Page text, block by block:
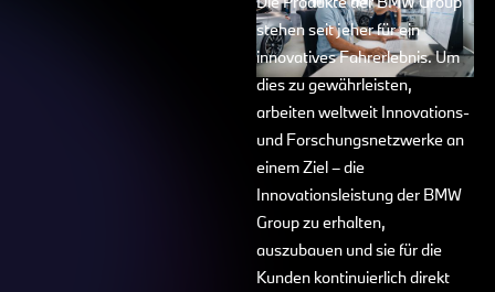
stehen seit jeher für ein
innovatives Fahrerlebnis. Um
dies zu gewährleisten,
arbeiten weltweit Innovations-
und Forschungsnetzwerke an
einem Ziel – die
Innovationsleistung der BMW
Group zu erhalten,
auszubauen und sie für die
Kunden kontinuierlich direkt